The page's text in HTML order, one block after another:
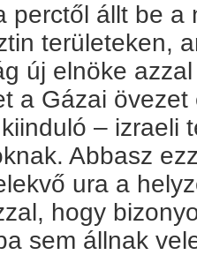
perctől állt be a
területeken,
új elnöke
a Gázai
– izraeli
Abbasz
ura a
hogy
sem állnak